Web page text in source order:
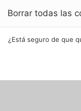
Borrar todas las
¿Está seguro de que